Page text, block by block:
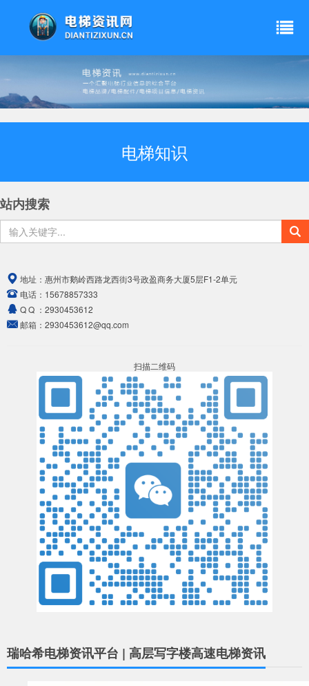
电梯知识
站内搜索
地址： 惠州市鹅岭西路龙西街3号政盈商务大厦5层F1-2单元
电话： 15678857333
Q Q ： 2930453612
邮箱： 2930453612@qq.com
扫描二维码
瑞哈希电梯资讯平台 | 高层写字楼高速电梯资讯